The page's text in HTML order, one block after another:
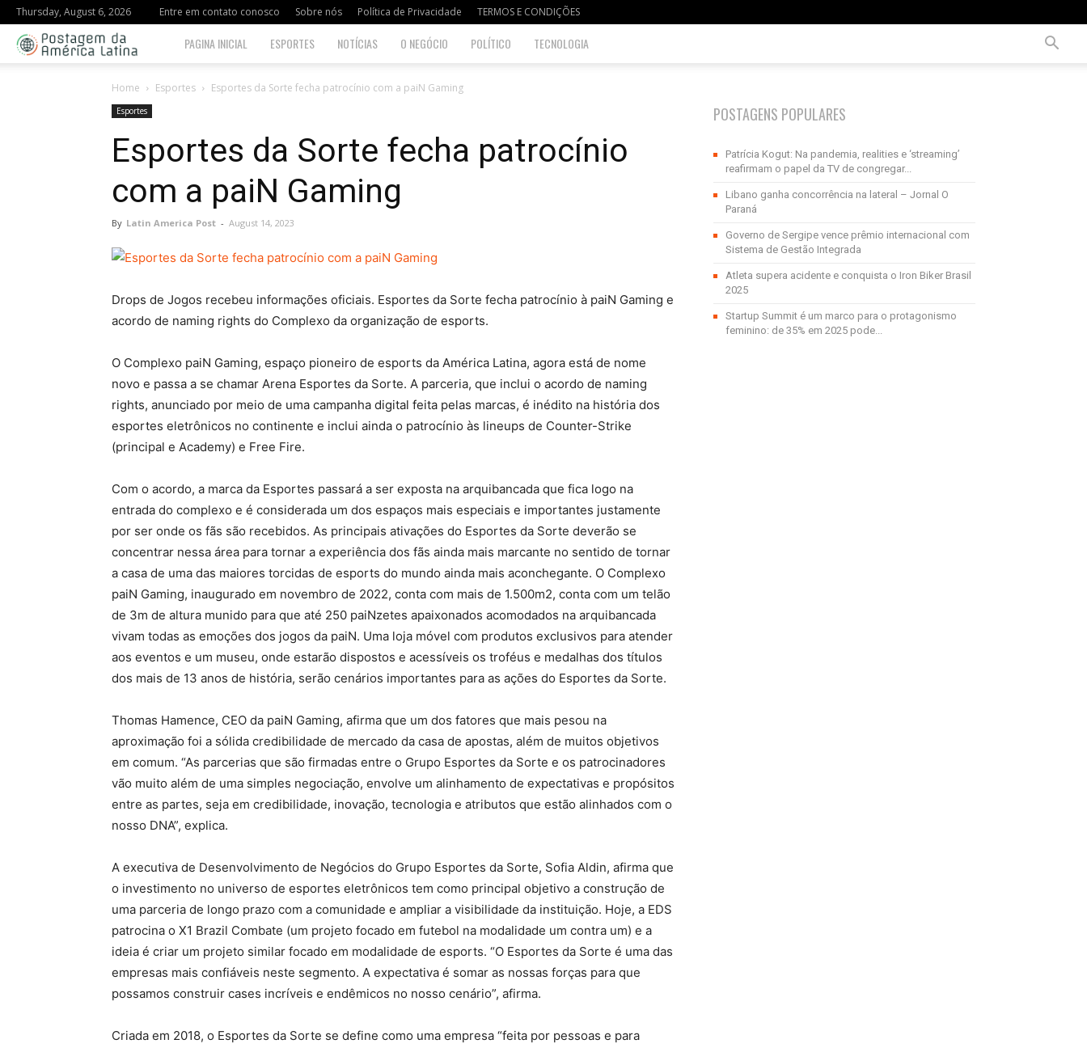
Thursday, August 6, 2026 Entre em contato conosco Sobre nós Política de Privacidade TERMOS E CONDIÇÕES
Postagem
América
Latina
PAGINA INICIAL ESPORTES NOTÍCIAS O NEGÓCIO POLÍTICO TECNOLOGIA
Home Esportes Esportes da Sorte fecha patrocínio com a paiN Gaming
Esportes
Esportes da Sorte fecha patrocínio
com a paiN Gaming
By Latin America Post - August 14, 2023
Drops de Jogos recebeu informações oficiais. Esportes da Sorte fecha patrocínio à paiN Gaming e
acordo de naming rights do Complexo da organização de esports.
O Complexo paiN Gaming, espaço pioneiro de esports da América Latina, agora está de nome
novo e passa a se chamar Arena Esportes da Sorte. A parceria, que inclui o acordo de naming
rights, anunciado por meio de uma campanha digital feita pelas marcas, é inédito na história dos
esportes eletrônicos no continente e inclui ainda o patrocínio às lineups de Counter-Strike
(principal e Academy) e Free Fire.
Com o acordo, a marca da Esportes passará a ser exposta na arquibancada que fica logo na
entrada do complexo e é considerada um dos espaços mais especiais e importantes justamente
por ser onde os fãs são recebidos. As principais ativações do Esportes da Sorte deverão se
concentrar nessa área para tornar a experiência dos fãs ainda mais marcante no sentido de tornar
a casa de uma das maiores torcidas de esports do mundo ainda mais aconchegante. O Complexo
paiN Gaming, inaugurado em novembro de 2022, conta com mais de 1.500m2, conta com um telão
de 3m de altura munido para que até 250 paiNzetes apaixonados acomodados na arquibancada
vivam todas as emoções dos jogos da paiN. Uma loja móvel com produtos exclusivos para atender
aos eventos e um museu, onde estarão dispostos e acessíveis os troféus e medalhas dos títulos
dos mais de 13 anos de história, serão cenários importantes para as ações do Esportes da Sorte.
Thomas Hamence, CEO da paiN Gaming, afirma que um dos fatores que mais pesou na
aproximação foi a sólida credibilidade de mercado da casa de apostas, além de muitos objetivos
em comum. “As parcerias que são firmadas entre o Grupo Esportes da Sorte e os patrocinadores
vão muito além de uma simples negociação, envolve um alinhamento de expectativas e propósitos
entre as partes, seja em credibilidade, inovação, tecnologia e atributos que estão alinhados com o
nosso DNA”, explica.
A executiva de Desenvolvimento de Negócios do Grupo Esportes da Sorte, Sofia Aldin, afirma que
o investimento no universo de esportes eletrônicos tem como principal objetivo a construção de
uma parceria de longo prazo com a comunidade e ampliar a visibilidade da instituição. Hoje, a EDS
patrocina o X1 Brazil Combate (um projeto focado em futebol na modalidade um contra um) e a
ideia é criar um projeto similar focado em modalidade de esports. “O Esportes da Sorte é uma das
empresas mais confiáveis neste segmento. A expectativa é somar as nossas forças para que
possamos construir cases incríveis e endêmicos no nosso cenário”, afirma.
Criada em 2018, o Esportes da Sorte se define como uma empresa “feita por pessoas e para
POSTAGENS POPULARES
Patrícia Kogut: Na pandemia, realities e ‘streaming’
reafirmam o papel da TV de congregar...
Libano ganha concorrência na lateral – Jornal O
Paraná
Governo de Sergipe vence prêmio internacional com
Sistema de Gestão Integrada
Atleta supera acidente e conquista o Iron Biker Brasil
2025
Startup Summit é um marco para o protagonismo
feminino: de 35% em 2025 pode...